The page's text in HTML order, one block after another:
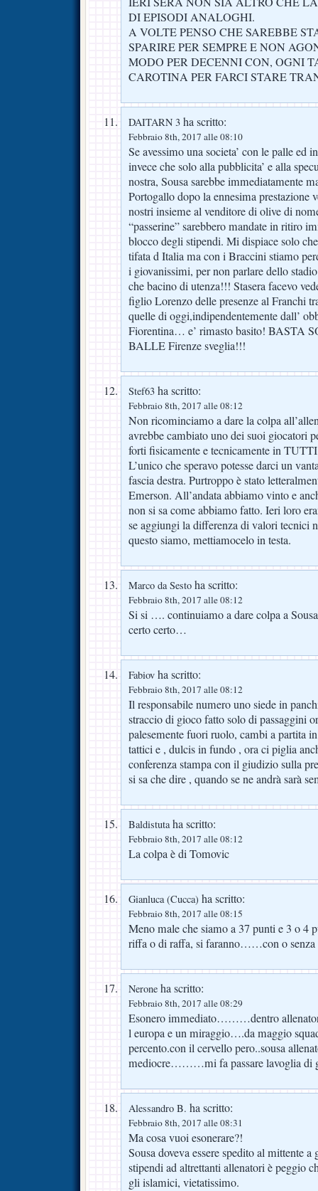
DI EPISODI ANALOGHI.
A VOLTE PENSO CHE SAREBBE
SPARIRE PER SEMPRE E NON
MODO PER DECENNI CON, OGNI
CAROTINA PER FARCI STARE
DAITARN 3 ha scritto:
Febbraio 8th, 2017 alle 08:10
Se avessimo una societa’ con le palle ed
invece che solo alla pubblicita’ e alla
nostra, Sousa sarebbe immediatamente
Portogallo dopo la ennesima prestazione
nostri insieme al venditore di olive di
“passerine” sarebbero mandate in ritiro
blocco degli stipendi. Mi dispiace solo
tifata d Italia ma con i Braccini stiamo
i giovanissimi, per non parlare dello
che bacino di utenza!!! Stasera facevo
figlio Lorenzo delle presenze al Franchi
quelle di oggi,indipendentemente dall’
Fiorentina… e’ rimasto basito! BASTA
BALLE Firenze sveglia!!!
Stef63 ha scritto:
Febbraio 8th, 2017 alle 08:12
Non ricominciamo a dare la colpa
avrebbe cambiato uno dei suoi giocatori
forti fisicamente e tecnicamente in
L’unico che speravo potesse darci un
fascia destra. Purtroppo è stato
Emerson. All’andata abbiamo vinto e
non si sa come abbiamo fatto. Ieri loro
se aggiungi la differenza di valori tecnici
questo siamo, mettiamocelo in testa.
Marco da Sesto ha scritto:
Febbraio 8th, 2017 alle 08:12
Si si …. continuiamo a dare colpa a
certo certo…
Fabiov ha scritto:
Febbraio 8th, 2017 alle 08:12
Il responsabile numero uno siede in
straccio di gioco fatto solo di passaggini
palesemente fuori ruolo, cambi a partita
tattici e , dulcis in fundo , ora ci piglia
conferenza stampa con il giudizio sulla
si sa che dire , quando se ne andrà sarà
Baldistutaha scritto:
Febbraio 8th, 2017 alle 08:12
La colpa è di Tomovic
Gianluca (Cucca) ha scritto:
Febbraio 8th, 2017 alle 08:15
Meno male che siamo a 37 punti e 3 o 4
riffa o di raffa, si faranno……con o senza
Nerone ha scritto:
Febbraio 8th, 2017 alle 08:29
Esonero immediato………dentro
l europa e un miraggio….da maggio
percento.con il cervello pero..sousa
mediocre………mi fa passare lavoglia di
Alessandro B. ha scritto:
Febbraio 8th, 2017 alle 08:31
Ma cosa vuoi esonerare?!
Sousa doveva essere spedito al mittente
stipendi ad altrettanti allenatori è peggio
gli islamici, vietatissimo.